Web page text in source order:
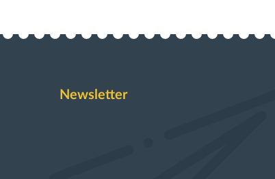
Newsletter